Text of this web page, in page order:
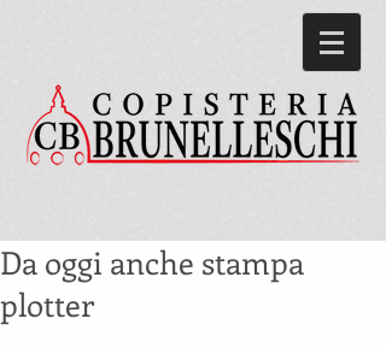
Da oggi anche stampa
plotter